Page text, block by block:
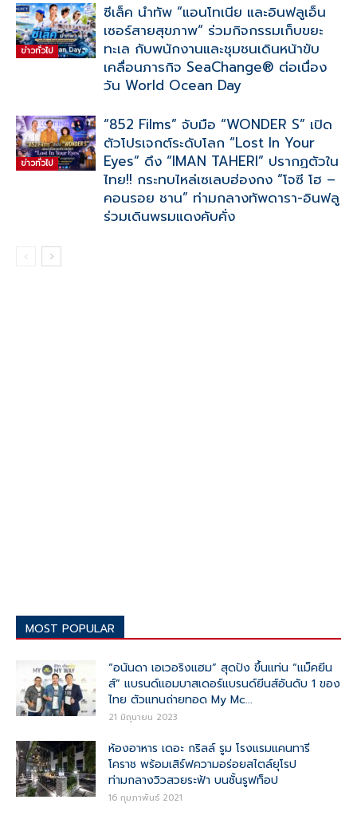
ข่าวทั่วไป
ซีเล็ค นำทัพ “แอนโทเนีย และอินฟลูเอ็น
เซอร์สายสุขภาพ“ ร่วมกิจกรรมเก็บขยะ
ทะเล กับพนักงานและชุมชนเดินหน้าขับ
เคลื่อนภารกิจ SeaChange® ต่อเนื่อง
วัน World Ocean Day
ข่าวทั่วไป
“852 Films” จับมือ “WONDER S” เปิด
ตัวโปรเจกต์ระดับโลก “Lost In Your
Eyes” ดึง “IMAN TAHERI” ปรากฏตัวใน
ไทย!! กระทบไหล่เซเลบฮ่องกง “โจซี โฮ –
คอนรอย ชาน” ท่ามกลางทัพดารา-อินฟลู
ร่วมเดินพรมแดงคับคั่ง
MOST POPULAR
“อนันดา เอเวอริงแฮม” สุดปัง ขึ้นแท่น “แม็คยีน
ส์” แบรนด์แอมบาสเดอร์แบรนด์ยีนส์อันดับ 1 ของ
ไทย ตัวแทนถ่ายทอด My Mc...
21 มิถุนายน 2023
ห้องอาหาร เดอะ กริลล์ รูม โรงแรมแคนทารี
โคราช พร้อมเสิร์ฟความอร่อยสไตล์ยุโรป
ท่ามกลางวิวสวยระฟ้า บนชั้นรูฟท็อป
16 กุมภาพันธ์ 2021